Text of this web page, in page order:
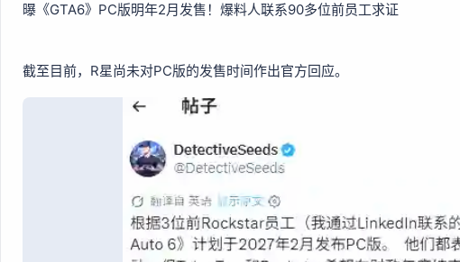
曝《GTA6》PC版明年2月发售！爆料人联系90多位前员工求证
截至目前，R星尚未对PC版的发售时间作出官方回应。